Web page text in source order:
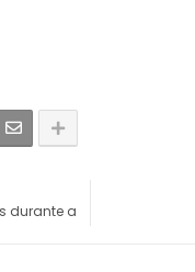
durante a